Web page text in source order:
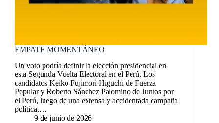
EMPATE MOMENTÁNEO
Un voto podría definir la elección presidencial en
esta Segunda Vuelta Electoral en el Perú. Los
candidatos Keiko Fujimori Higuchi de Fuerza
Popular y Roberto Sánchez Palomino de Juntos por
el Perú, luego de una extensa y accidentada campaña
política,…
9 de junio de 2026